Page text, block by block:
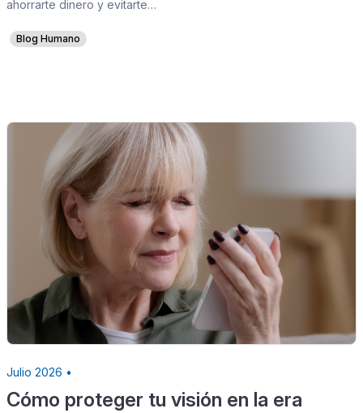
ahorrarte dinero y evitarte…
Blog Humano
Julio 2026 •
Cómo proteger tu visión en la era